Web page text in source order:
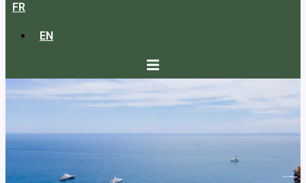
FR
EN